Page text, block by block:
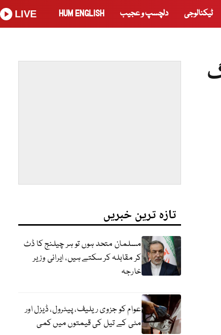
ٹیکنالوجی دلچسپ و عجیب HUM ENGLISH
LIVE
تازہ ترین خبریں
مسلمان متحد ہوں تو ہر چیلنج کا ڈٹ
کر مقابلہ کر سکتے ہیں، ایرانی وزیر
خارجہ
عوام کو جزوی ریلیف، پیٹرول، ڈیزل اور
مٹی کے تیل کی قیمتوں میں کمی